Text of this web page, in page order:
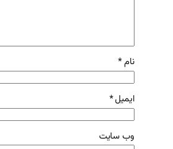
نام*
ایمیل*
وب‌ سایت